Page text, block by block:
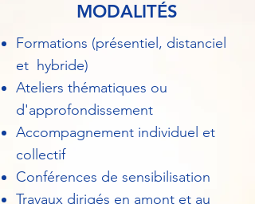
MODALITÉS
Formations (présentiel, distanciel
et hybride)
Ateliers thématiques ou
d'approfondissement
Accompagnement individuel et
collectif
Conférences de sensibilisation
Travaux dirigés en amont et au